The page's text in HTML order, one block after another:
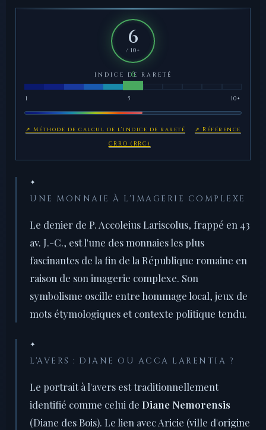
6
/ 10+
INDICE DE RARETÉ
1 5 10+
↗ Méthode de calcul de l'indice de rareté
↗ Référence
CRRO (RRC)
✦
UNE MONNAIE À L'IMAGERIE COMPLEXE
Le denier de P. Accoleius Lariscolus, frappé en 43
av. J.-C., est l'une des monnaies les plus
fascinantes de la fin de la République romaine en
raison de son imagerie complexe. Son
symbolisme oscille entre hommage local, jeux de
mots étymologiques et contexte politique tendu.
✦
L'AVERS : DIANE OU ACCA LARENTIA ?
Le portrait à l'avers est traditionnellement
identifié comme celui de Diane Nemorensis
(Diane des Bois). Le lien avec Aricie (ville d'origine